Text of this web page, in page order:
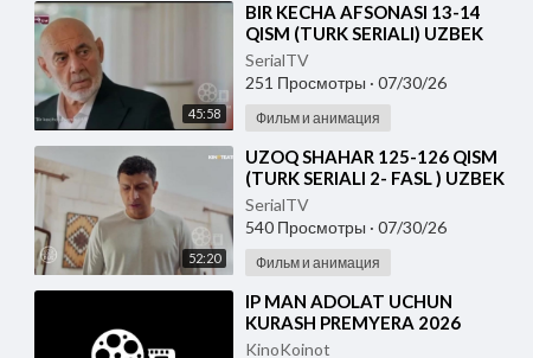
45:58
⁣BIR KECHA AFSONASI 13-14
QISM (TURK SERIALI) UZBEK
TILIDA
SerialTV
251 Просмотры · 07/30/26
Фильм и анимация
52:20
⁣UZOQ SHAHAR 125-126 QISM
(TURK SERIALI 2- FASL ) UZBEK
TILIDA
SerialTV
540 Просмотры · 07/30/26
Фильм и анимация
⁣IP MAN ADOLAT UCHUN
KURASH PREMYERA 2026
UZBEK TILIDA
KinoKoinot